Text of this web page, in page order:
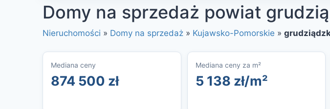
Domy na sprzedaż powiat
Nieruchomości » Domy na sprzedaż » Kujawsko-Pomorskie »
Mediana ceny
874 500 zł
Mediana ceny za m²
5 138 zł/m²